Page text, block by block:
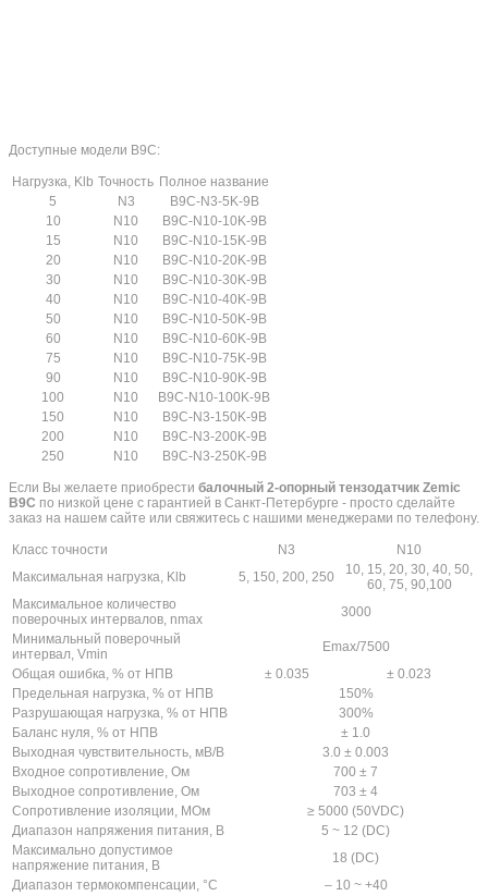
Доступные модели B9C:
Нагрузка, Klb Точность Полное название
5
N3
B9C-N3-5K-9B
10
N10
B9C-N10-10K-9B
15
N10
B9C-N10-15K-9B
20
N10
B9C-N10-20K-9B
30
N10
B9C-N10-30K-9B
40
N10
B9C-N10-40K-9B
50
N10
B9C-N10-50K-9B
60
N10
B9C-N10-60K-9B
75
N10
B9C-N10-75K-9B
90
N10
B9C-N10-90K-9B
100
N10
B9C-N10-100K-9B
150
N10
B9C-N3-150K-9B
200
N10
B9C-N3-200K-9B
250
N10 B9C-N3-250K-9B
Если Вы желаете приобрести балочный 2-опорный тензодатчик Zemic
B9C по низкой цене с гарантией в Санкт-Петербурге - просто сделайте
заказ на нашем сайте или свяжитесь с нашими менеджерами по телефону.
Класс точности N3
N10
Максимальная нагрузка, Klb
5, 150, 200, 250
10, 15, 20, 30, 40, 50,
60, 75, 90,100
Максимальное количество
поверочных интервалов, nmax
3000
Минимальный поверочный
интервал, Vmin
Emax/7500
Общая ошибка, % от НПВ
± 0.035
± 0.023
Предельная нагрузка, % от НПВ
150%
Разрушающая нагрузка, % от НПВ
300%
Баланс нуля, % от НПВ
± 1.0
Выходная чувствительность, мВ/В
3.0 ± 0.003
Входное сопротивление, Ом
700 ± 7
Выходное сопротивление, Ом
703 ± 4
Сопротивление изоляции, МОм
≥ 5000 (50VDC)
Диапазон напряжения питания, В
5 ~ 12 (DC)
Максимально допустимое
напряжение питания, В
18 (DC)
Диапазон термокомпенсации, °С
– 10 ~ +40